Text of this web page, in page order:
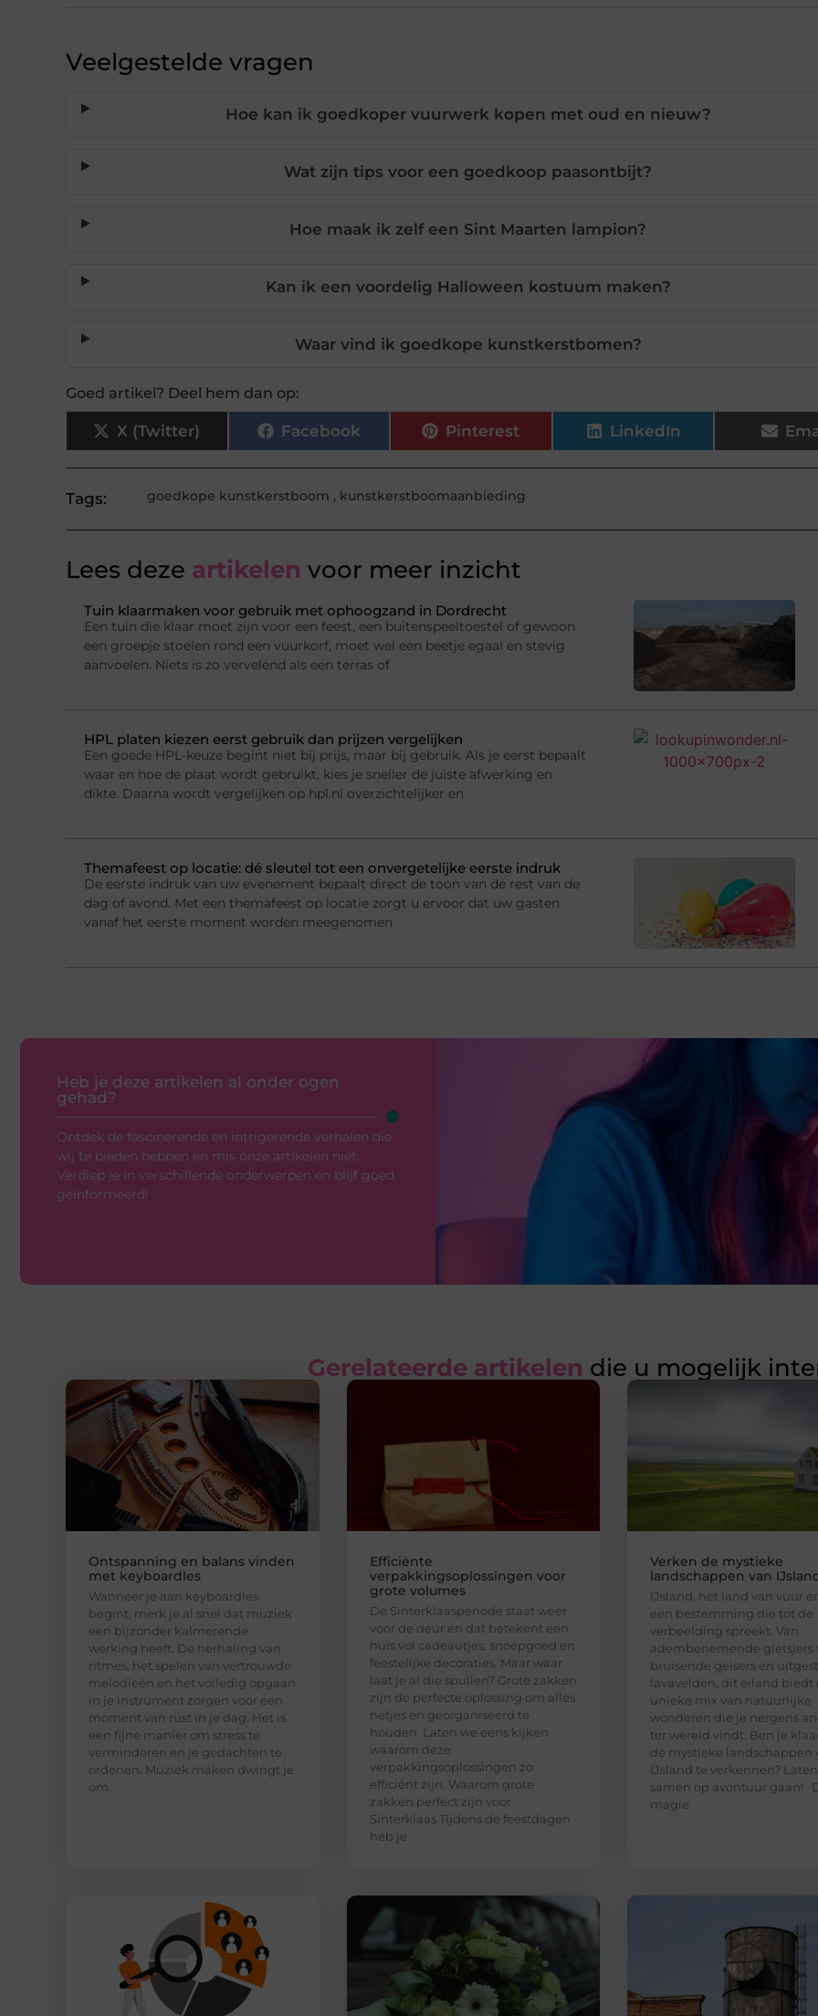
Veelgestelde vragen
Hoe kan ik goedkoper vuurwerk kopen met oud en nieuw?
Wat zijn tips voor een goedkoop paasontbijt?
Hoe maak ik zelf een Sint Maarten lampion?
Kan ik een voordelig Halloween kostuum maken?
Waar vind ik goedkope kunstkerstbomen?
Goed artikel? Deel hem dan op:
X (Twitter) Facebook Pinterest LinkedIn
Tags: goedkope kunstkerstboom , kunstkerstboomaanbieding
Lees deze artikelen voor meer inzicht
Tuin klaarmaken voor gebruik met ophoogzand in Dordrecht
Een tuin die klaar moet zijn voor een feest, een buitenspeeltoestel of gewoon
een groepje stoelen rond een vuurkorf, moet wel een beetje egaal en stevig
aanvoelen. Niets is zo vervelend als een terras of
HPL platen kiezen eerst gebruik dan prijzen vergelijken
Een goede HPL-keuze begint niet bij prijs, maar bij gebruik. Als je eerst bepaalt
waar en hoe de plaat wordt gebruikt, kies je sneller de juiste afwerking en
dikte. Daarna wordt vergelijken op hpl.nl overzichtelijker en
Themafeest op locatie: dé sleutel tot een onvergetelijke eerste indruk
De eerste indruk van uw evenement bepaalt direct de toon van de rest van de
dag of avond. Met een themafeest op locatie zorgt u ervoor dat uw gasten
vanaf het eerste moment worden meegenomen
Heb je deze artikelen al onder ogen
gehad?
Ontdek de fascinerende en intrigerende verhalen die
wij te bieden hebben en mis onze artikelen niet.
Verdiep je in verschillende onderwerpen en blijf goed
geïnformeerd!
Gerelateerde artikelen die u mogelijk
Ontspanning en balans vinden
met keyboardles
Wanneer je aan keyboardles
begint, merk je al snel dat muziek
een bijzonder kalmerende
werking heeft. De herhaling van
ritmes, het spelen van vertrouwde
melodieën en het volledig opgaan
in je instrument zorgen voor een
moment van rust in je dag. Het is
een fijne manier om stress te
verminderen en je gedachten te
ordenen. Muziek maken dwingt je
om
Efficiënte
verpakkingsoplossingen voor
grote volumes
De Sinterklaasperiode staat weer
voor de deur en dat betekent een
huis vol cadeautjes, snoepgoed en
feestelijke decoraties. Maar waar
laat je al die spullen? Grote zakken
zijn de perfecte oplossing om alles
netjes en georganiseerd te
houden. Laten we eens kijken
waarom deze
verpakkingsoplossingen zo
efficiënt zijn. Waarom grote
zakken perfect zijn voor
Sinterklaas Tijdens de feestdagen
heb je
Verken de mystieke
landschappen van
IJsland, het land van vuur
een bestemming die tot de
verbeelding spreekt. Van
adembenemende gletsjers
bruisende geisers en
lavavelden, dit eiland biedt
unieke mix van natuurlijke
wonderen die je nergens
ter wereld vindt. Ben je
de mystieke landschappen
IJsland te verkennen?
samen op avontuur gaan!
magie